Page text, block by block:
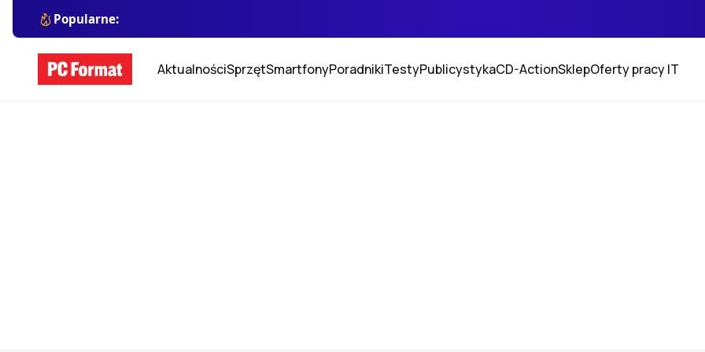
Popularne:
AktualnościSprzętSmartfonyPoradnikiTestyPublicystykaCD-ActionSklepOferty pracy IT